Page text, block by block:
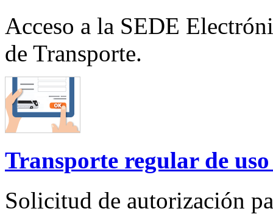
Acceso a la SEDE
de Transporte.
Transporte regular de
Solicitud de autorización